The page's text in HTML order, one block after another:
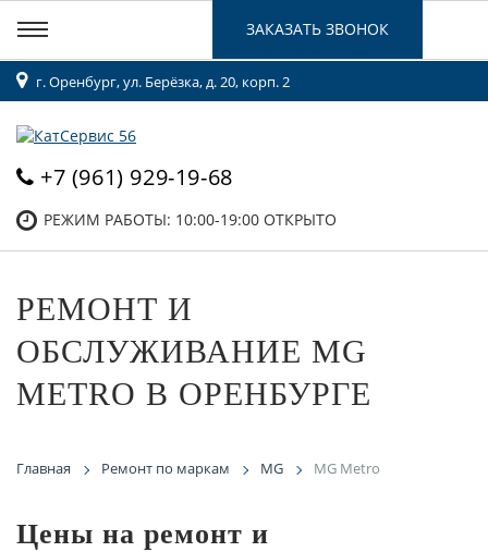
г. Оренбург, ул. Берёзка, д. 20, корп. 2
+7 (961) 929-19-68
РЕЖИМ РАБОТЫ: 10:00-19:00 ОТКРЫТО
ЗАКАЗАТЬ ЗВОНОК
РЕМОНТ И
ОБСЛУЖИВАНИЕ MG
METRO В ОРЕНБУРГЕ
Главная Ремонт по маркам MG MG Metro
Цены на ремонт и